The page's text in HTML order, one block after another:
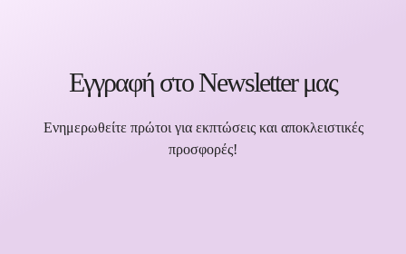
Εγγραφή στο Newsletter μας
Ενημερωθείτε πρώτοι για εκπτώσεις και αποκλειστικές
προσφορές!